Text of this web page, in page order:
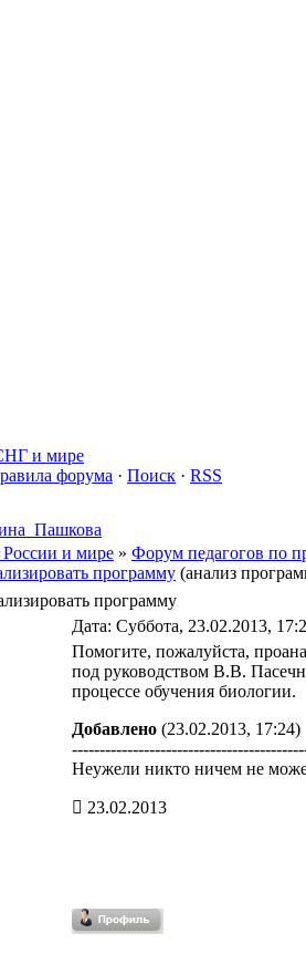
и мире
форума · Поиск · RSS
и мире » Форум педагогов по
программу (анализ
программу
Дата: Суббота, 23.02.2013,
Помогите, пожалуйста,
под руководством В.В.
процессе обучения биологии.
Добавлено (23.02.2013, 17:24)
Неужели никто ничем не
23.02.2013